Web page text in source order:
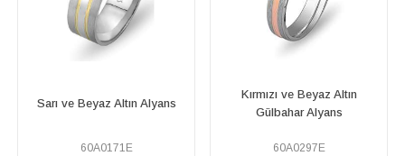
Gülbahar Alyans
60A0297E
Üç Renkli Beyaz Altın Örgü
Desenli Alyans
60A0141E